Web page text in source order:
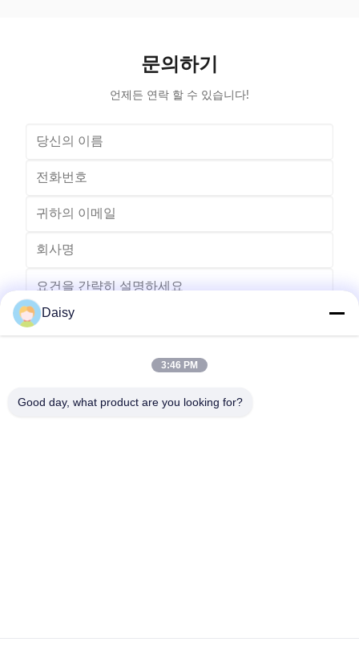
문의하기
언제든 연락 할 수 있습니다!
Daisy
3:46 PM
Good day, what product are you looking for?